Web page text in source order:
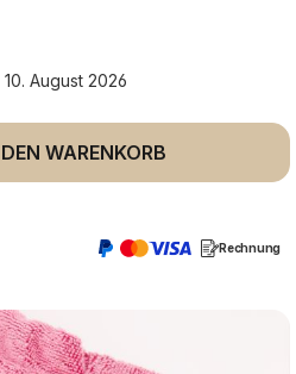
August 2026
den gewünschten
WARENKORB
Rechnung